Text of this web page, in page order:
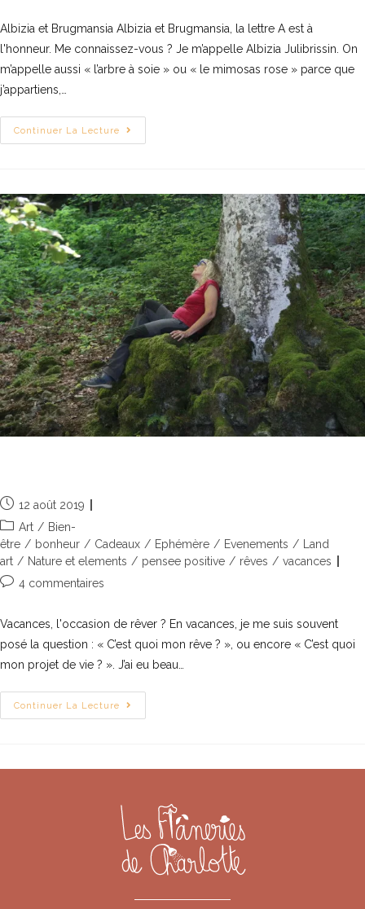
Albizia et Brugmansia Albizia et Brugmansia, la lettre A est à
l'honneur. Me connaissez-vous ? Je m’appelle Albizia Julibrissin. On
m’appelle aussi « l’arbre à soie » ou « le mimosas rose » parce que
j’appartiens,…
Continuer La Lecture
12 août 2019
Art / Bien-
être / bonheur / Cadeaux / Ephémère / Evenements / Land
art / Nature et elements / pensee positive / rêves / vacances
4 commentaires
Vacances, l'occasion de rêver ? En vacances, je me suis souvent
posé la question : « C’est quoi mon rêve ? », ou encore « C’est quoi
mon projet de vie ? ». J’ai eu beau…
Continuer La Lecture